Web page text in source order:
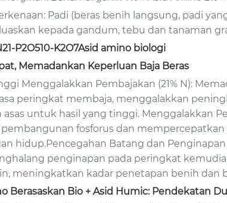
Padi (beras benih langsung, padi
kepada gandum, tebu dan tanaman
P2O510-K2O7Asid amino biologi
Memadankan Keperluan Baja Beras
Menggalakkan Pembajakan (21% N):
peringkat membaja, menggalakkan
untuk hasil yang tinggi. Menggalakkan
fosforus dan
hidup.Pencegahan Batang dan
penginapan pada peringkat
meningkatkan kadar penetapan benih dan
Berasaskan Bio + Asid Humic: Pendekatan